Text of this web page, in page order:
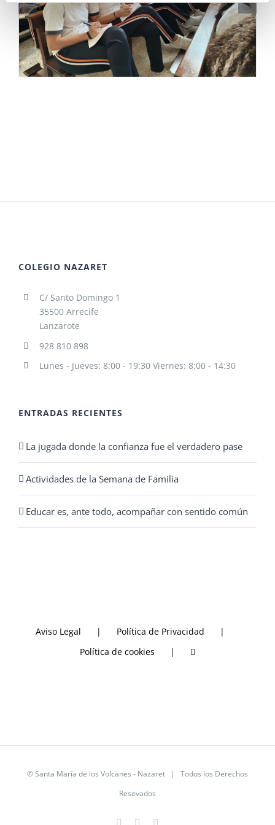
COLEGIO NAZARET
C/ Santo Domingo 1
35500 Arrecife
Lanzarote
928 810 898
Lunes - Jueves: 8:00 - 19:30 Viernes: 8:00 - 14:30
ENTRADAS RECIENTES
La jugada donde la confianza fue el verdadero pase
Actividades de la Semana de Familia
Educar es, ante todo, acompañar con sentido común
Aviso Legal
Política de Privacidad
Política de cookies
©Santa María de los Volcanes - Nazaret | Todos los Derechos
Resevados
YouTube